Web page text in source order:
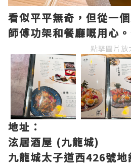
看似平平無奇，但從一
師傅功架和餐廳嘅用心。
點擊圖片放
地址：
泫居酒屋 (九龍城)
九龍城太子道西426號地